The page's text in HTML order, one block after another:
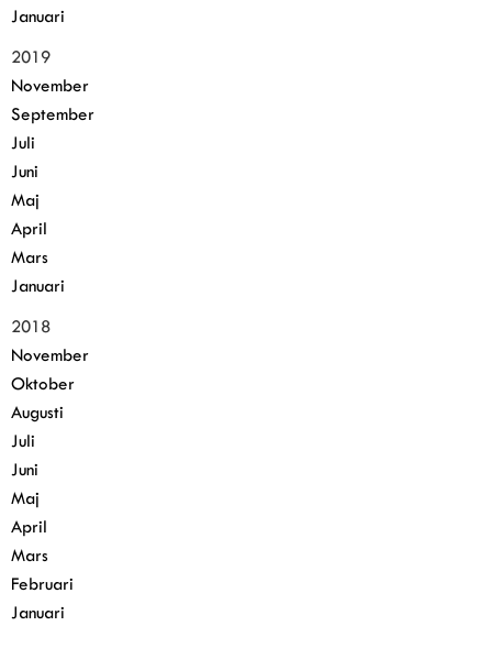
Januari
2019
November
September
Juli
Juni
Maj
April
Mars
Januari
2018
November
Oktober
Augusti
Juli
Juni
Maj
April
Mars
Februari
Januari